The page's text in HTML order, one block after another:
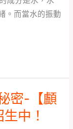
。而當水的振動
密-【顱
中！